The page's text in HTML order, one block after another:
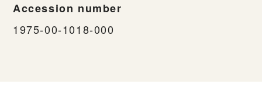
Accession number
1975-00-1018-000